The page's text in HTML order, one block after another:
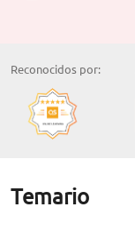
Reconocidos por:
Temario